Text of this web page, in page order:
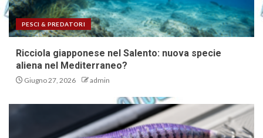
PESCI & PREDATORI
Ricciola giapponese nel Salento: nuova specie
aliena nel Mediterraneo?
Giugno 27, 2026 admin